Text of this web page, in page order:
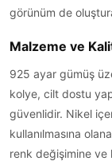
görünüm de
Malzeme ve
925 ayar gümüş
kolye, cilt dostu
güvenlidir. Nikel
kullanılmasına
renk değişimine ve